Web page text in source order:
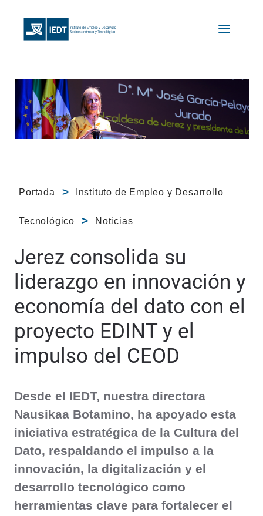
Portada Instituto de Empleo y Desarrollo
Tecnológico Noticias
Jerez consolida su
liderazgo en innovación y
economía del dato con el
proyecto EDINT y el
impulso del CEOD
Desde el IEDT, nuestra directora
Nausikaa Botamino, ha apoyado esta
iniciativa estratégica de la Cultura del
Dato, respaldando el impulso a la
innovación, la digitalización y el
desarrollo tecnológico como
herramientas clave para fortalecer el